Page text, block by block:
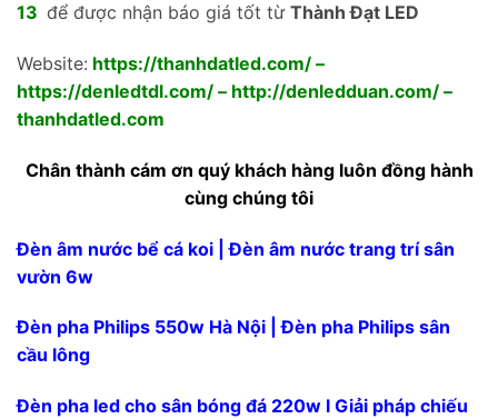
Skip
to
13 để được nhận báo giá tốt từ Thành Đạt LED
Website: https://thanhdatled.com/ –
https://denledtdl.com/ – http://denledduan.com/ –
thanhdatled.com
Chân thành cám ơn quý khách hàng luôn đồng hành
cùng chúng tôi
Đèn âm nước bể cá koi | Đèn âm nước trang trí sân
vườn 6w
Đèn pha Philips 550w Hà Nội | Đèn pha Philips sân
cầu lông
Đèn pha led cho sân bóng đá 220w l Giải pháp chiếu